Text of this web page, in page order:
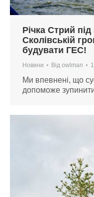
Річка Стрий
Сколівській
будувати ГЕС!
Новини Від owlman
Ми впевнені, що
допоможе зупинити